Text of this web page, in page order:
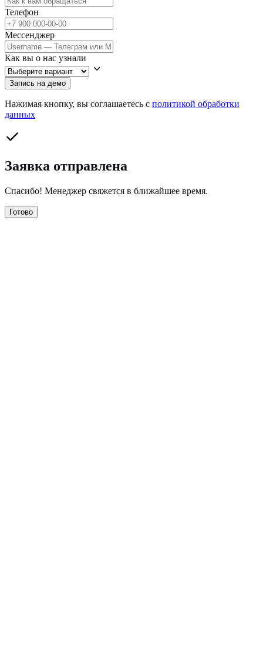
Телефон
Мессенджер
Как вы о нас узнали
Запись на демо
Нажимая кнопку, вы соглашаетесь с политикой обработки
данных
Заявка отправлена
Спасибо! Менеджер свяжется в ближайшее время.
Готово